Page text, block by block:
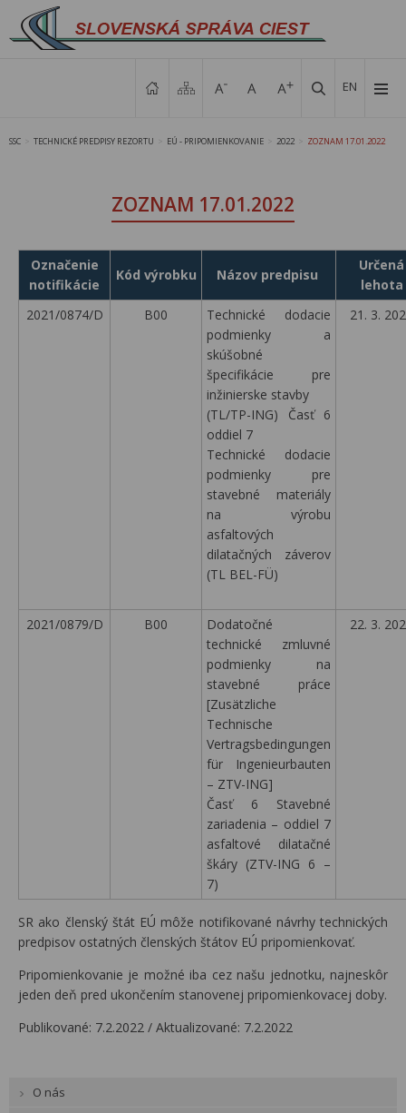
EN
SSC TECHNICKÉ PREDPISY REZORTU EÚ - PRIPOMIENKOVANIE 2022 ZOZNAM 17.01.2022
ZOZNAM 17.01.2022
Označenie
notifikácie
Kód výrobku Názov predpisu
Určená
lehota
2021/0874/D
B00
Technické dodacie
podmienky a
skúšobné
špecifikácie pre
inžinierske stavby
(TL/TP-ING) Časť 6
oddiel 7
Technické dodacie
podmienky pre
stavebné materiály
na výrobu
asfaltových
dilatačných záverov
(TL BEL-FÜ)
21. 3.
2021/0879/D B00
Dodatočné
technické zmluvné
podmienky na
stavebné práce
[Zusätzliche
Technische
Vertragsbedingungen
für Ingenieurbauten
– ZTV-ING]
Časť 6 Stavebné
zariadenia – oddiel 7
asfaltové dilatačné
škáry (ZTV-ING 6 –
7)
22. 3.
SR ako členský štát EÚ môže notifikované návrhy technických
predpisov ostatných členských štátov EÚ pripomienkovať.
Pripomienkovanie je možné iba cez našu jednotku, najneskôr
jeden deň pred ukončením stanovenej pripomienkovacej doby.
Publikované: 7.2.2022 / Aktualizované: 7.2.2022
O nás